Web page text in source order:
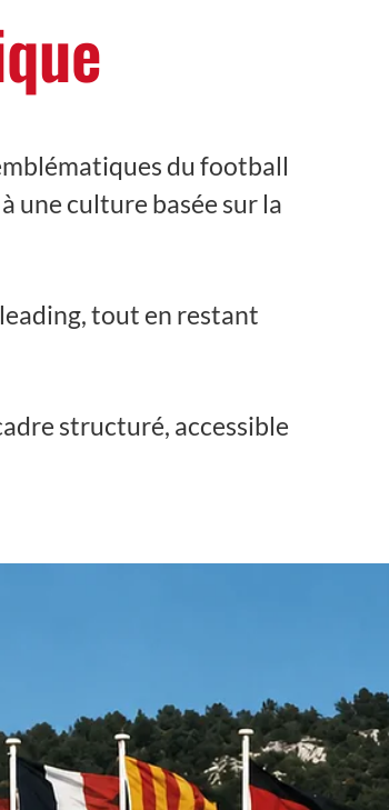
du football
une culture basée sur la
tout en restant
structuré, accessible